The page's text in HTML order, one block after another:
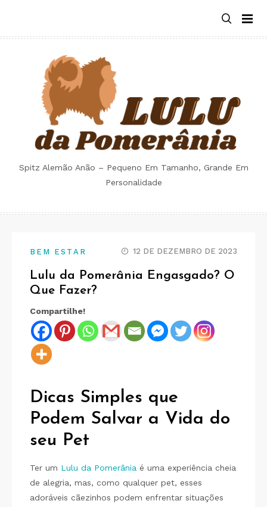
content
Spitz Alemão Anão – Pequeno Em Tamanho, Grande Em
Personalidade
BEM ESTAR 12 DE DEZEMBRO DE 2023
Lulu da Pomerânia Engasgado? O
Que Fazer?
Compartilhe!
Dicas Simples que
Podem Salvar a Vida do
seu Pet
Ter um Lulu da Pomerânia é uma experiência cheia
de alegria, mas, como qualquer pet, esses
adoráveis cãezinhos podem enfrentar situações